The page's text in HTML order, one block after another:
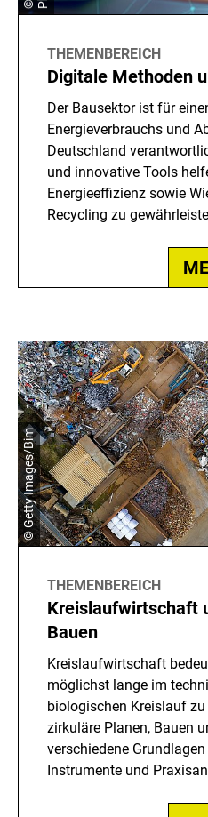
THEMENBEREICH
Digitale Methoden
Der Bausektor ist für
Energieverbrauchs und
Deutschland
und innovative Tools
Energieeffizienz sowie
Recycling zu
© Getty Images/Bim
THEMENBEREICH
Kreislaufwirtschaft
Bauen
Kreislaufwirtschaft
möglichst lange im
biologischen Kreislauf
zirkuläre Planen, Bauen
verschiedene
Instrumente und